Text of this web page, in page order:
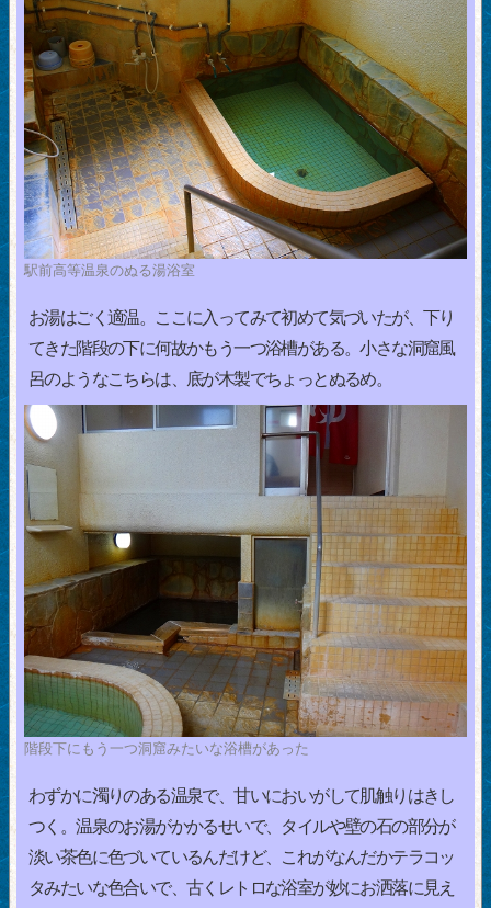
駅前高等温泉のぬる湯浴室
お湯はごく適温。ここに入ってみて初めて気づいたが、下り
てきた階段の下に何故かもう一つ浴槽がある。小さな洞窟風
呂のようなこちらは、底が木製でちょっとぬるめ。
階段下にもう一つ洞窟みたいな浴槽があった
わずかに濁りのある温泉で、甘いにおいがして肌触りはきし
つく。温泉のお湯がかかるせいで、タイルや壁の石の部分が
淡い茶色に色づいているんだけど、これがなんだかテラコッ
タみたいな色合いで、古くレトロな浴室が妙にお洒落に見え